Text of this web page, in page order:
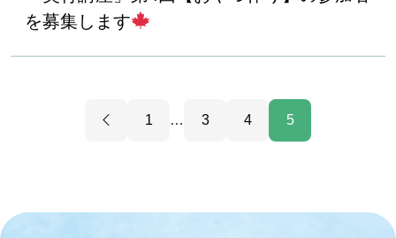
を募集します
1 … 3 4 5